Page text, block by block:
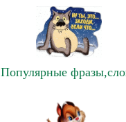
Популярные